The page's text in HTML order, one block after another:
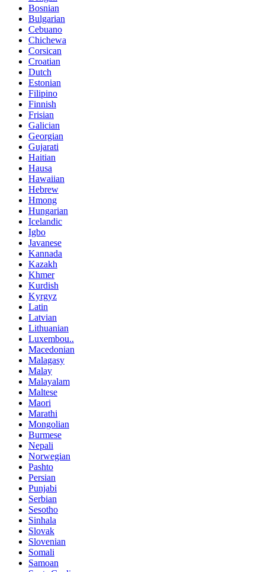
Bosnian
Bulgarian
Cebuano
Chichewa
Corsican
Croatian
Dutch
Estonian
Filipino
Finnish
Frisian
Galician
Georgian
Gujarati
Haitian
Hausa
Hawaiian
Hebrew
Hmong
Hungarian
Icelandic
Igbo
Javanese
Kannada
Kazakh
Khmer
Kurdish
Kyrgyz
Latin
Latvian
Lithuanian
Luxembou..
Macedonian
Malagasy
Malay
Malayalam
Maltese
Maori
Marathi
Mongolian
Burmese
Nepali
Norwegian
Pashto
Persian
Punjabi
Serbian
Sesotho
Sinhala
Slovak
Slovenian
Somali
Samoan